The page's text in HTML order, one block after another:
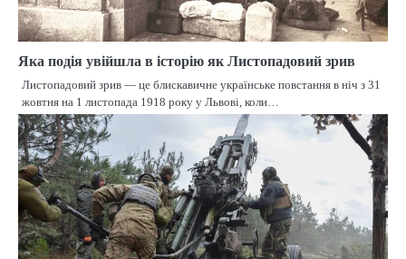
Яка подія увійшла в історію як Листопадовий зрив
Листопадовий зрив — це блискавичне українське повстання в ніч з 31
жовтня на 1 листопада 1918 року у Львові, коли…